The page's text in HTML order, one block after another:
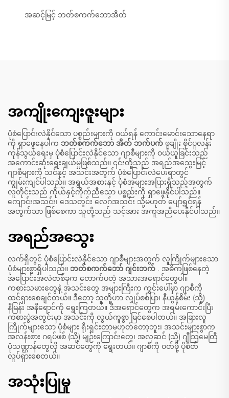
အဆင့်မြင့် ဘတ်စကက်ဘောအိတ်
အကျိုးကျေးဇူးများ
ပုံစံပြောင်းလဲနိုင်သော ပစ္စည်းများကို ဝယ်ရန် ကောင်းမောင်းသောနေရာ
ကို ရှာဖွေနေပါက ဘတ်စကက်ဘော အိတ် ဘက်ပက် ဖူချိုး စိုင်ပူလန်း
ကုန်သွယ်ရေးမှ ပုံစံပြောင်းလဲနိုင်သော ဂျာစီများကို ဝယ်ယူခြင်းသည်
အကောင်းဆုံးရွေးချယ်မှုဖြစ်သည်။ ၎င်းတို့သည် အရည်အသွေးမြင့်
ဂျာစီများကို သင်နှင့် အသင်းအတွက် ပုံစံပြောင်းလဲပေးရာတွင်
ကျွမ်းကျင်ပါသည်။ အရွယ်အစားနှင့် ပုံစံအများအပြားရှိသည့်အတွက်
လူတိုင်းသည် ကိုယ်နှင့်ကိုက်ညီသော ပစ္စည်းကို ရှာဖွေနိုင်ပါသည်။
ကျောင်းအသင်း၊ ဒေသတွင်း လေဂ်အသင်း သို့မဟုတ် ပျော်ရွှင်ရန်
အတွက်သာ ဖြစ်စေကာ သူတို့သည် သင့်အား အကူအညီပေးနိုင်ပါသည်။
အရည်အသွေး
လက်ရှိတွင် ပုံစံပြောင်းလဲနိုင်သော ဂျာစီများအတွက် လူကြိုက်များသော
ပုံစံများစွာရှိပါသည်။ ဘတ်စကက်ဘော် ဂျင်းဘက် . အဓိကဖြစ်နေတဲ့
အပြောင်းအလဲတစ်ခုက တောက်ပတဲ့ အသားအရောင်တွေပါ။
ကစားသမားတွေနဲ့ အသင်းတွေ အများကြီးက ကွင်းပေါ်မှာ ဂျာစီကို
ထင်ရှားစေချင်တယ်။ ဒီတော့ သူတို့ဟာ လျှပ်စစ်ပြာ၊ နီယွန်စိမ်း (သို့)
နီမြန်း အနီရောင်ကို ရွေးကြတယ်။ ဒီအရောင်တွေက အရမ်းကောင်းပြီး
ကစားပွဲအတွင်းမှာ အသင်းကို လွယ်ကူစွာ မြင်စေပါတယ်။ အခြားလူ
ကြိုက်များသော ပုံစံများ ရိုးရှင်းတာမဟုတ်တော့ဘူး၊ အသင်းများစွာက
အလန်းစား ဂရပ်ဖစ် (သို့) မျဉ်းကြောင်းတွေ၊ အလှဆင် (သို့) ဂျီသြမေတြီ
ပုံသဏ္ဌာန်တွေလို အဆင်တွေကို ရွေးတယ်။ ဂျာစီကို ဝတ်ဖို့ ပိုစိတ်
လှုပ်ရှားစေတယ်။
အသုံးပြုမှု